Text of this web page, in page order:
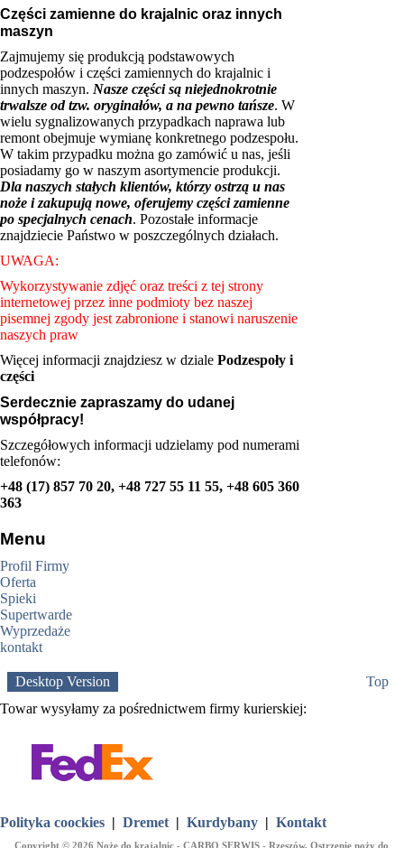
Części zamienne do krajalnic oraz innych
maszyn
Zajmujemy się produkcją podstawowych
podzespołów i części zamiennych do krajalnic i
innych maszyn. Nasze części są niejednokrotnie
trwalsze od tzw. oryginałów, a na pewno tańsze. W
wielu sygnalizowanych przypadkach naprawa lub
remont obejmuje wymianę konkretnego podzespołu.
W takim przypadku można go zamówić u nas, jeśli
posiadamy go w naszym asortymencie produkcji.
Dla naszych stałych klientów, którzy ostrzą u nas
noże i zakupują nowe, oferujemy części zamienne
po specjalnych cenach. Pozostałe informacje
znajdziecie Państwo w poszczególnych działach.
UWAGA:
Wykorzystywanie zdjęć oraz treści z tej strony
internetowej przez inne podmioty bez naszej
pisemnej zgody jest zabronione i stanowi naruszenie
naszych praw
Więcej informacji znajdziesz w dziale Podzespoły i
części
Serdecznie zapraszamy do udanej
współpracy!
Szczegółowych informacji udzielamy pod numerami
telefonów:
+48 (17) 857 70 20, +48 727 55 11 55, +48 605 360
363
Menu
Profil Firmy
Oferta
Spieki
Supertwarde
Wyprzedaże
kontakt
Desktop Version
Top
Towar wysyłamy za pośrednictwem firmy kurierskiej:
Polityka coockies | Dremet | Kurdybany | Kontakt
Copyright © 2026 Noże do krajalnic - CARBO SERWIS - Rzeszów. Ostrzenie noży do